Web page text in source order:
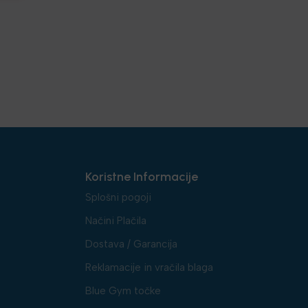
Koristne Informacije
Splošni pogoji
Načini Plačila
Dostava / Garancija
Reklamacije in vračila blaga
Blue Gym točke